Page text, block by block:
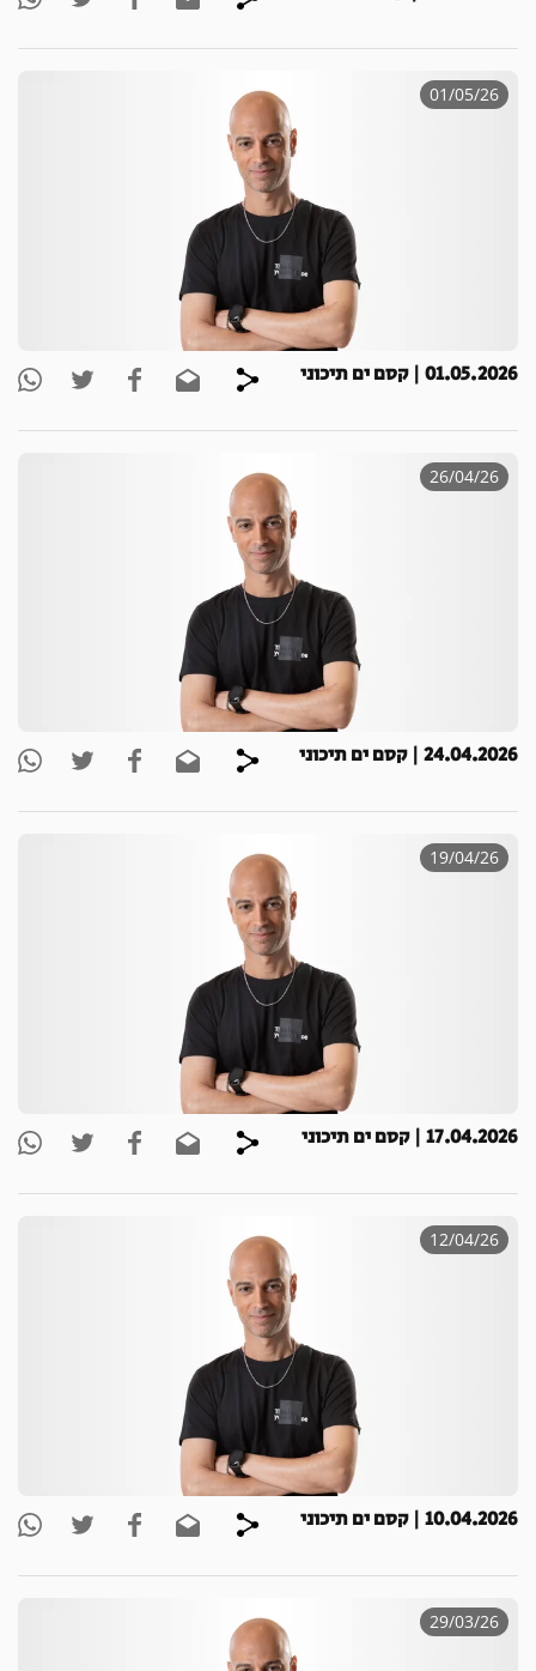
01/05/26
01.05.2026 | קסם ים תיכוני
26/04/26
24.04.2026 | קסם ים תיכוני
19/04/26
17.04.2026 | קסם ים תיכוני
12/04/26
10.04.2026 | קסם ים תיכוני
29/03/26